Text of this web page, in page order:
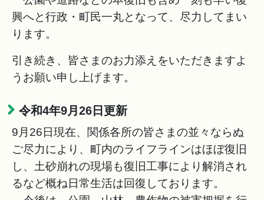
興へと行政・町民一丸となって、尽力してまい
ります。
引き続き、皆さまのお力添えをいただきますよ
うお願い申し上げます。
令和4年9月26日更新
9月26日現在、関係各所の皆さまの並々ならぬ
ご尽力により、町内のライフラインはほぼ復旧
し、土砂崩れの現場も復旧工事により解消され
るなど概ね日常生活は回復しております。